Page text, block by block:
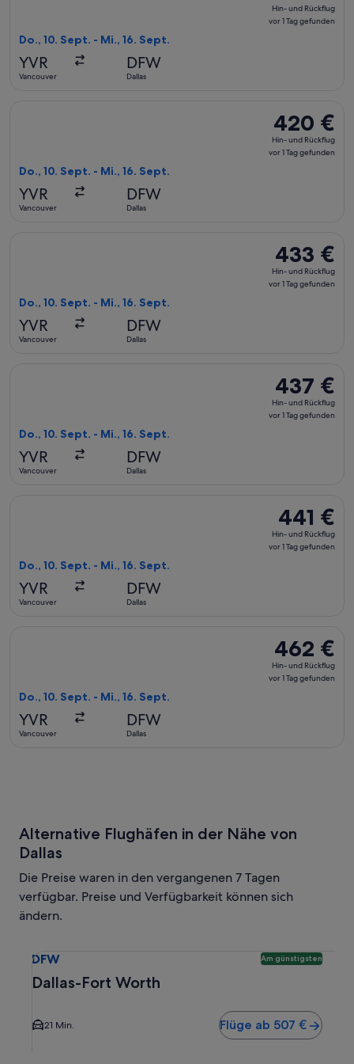
und
Hin- und Rückflug
vor 1 Tag gefunden
Do., 10. Sept. - Mi., 16. Sept.
YVR
Vancouver
DFW
Dallas
420 €
Hin-
und
420 €
Hin- und Rückflug
vor 1 Tag gefunden
Do., 10. Sept. - Mi., 16. Sept.
YVR
Vancouver
DFW
Dallas
433 €
Hin-
und
433 €
Hin- und Rückflug
vor 1 Tag gefunden
Do., 10. Sept. - Mi., 16. Sept.
YVR
Vancouver
DFW
Dallas
437 €
Hin-
und
437 €
Hin- und Rückflug
vor 1 Tag gefunden
Do., 10. Sept. - Mi., 16. Sept.
YVR
Vancouver
DFW
Dallas
441 €
Hin-
und
441 €
Hin- und Rückflug
vor 1 Tag gefunden
Do., 10. Sept. - Mi., 16. Sept.
YVR
Vancouver
DFW
Dallas
462 €
Hin-
und
462 €
Hin- und Rückflug
vor 1 Tag gefunden
Do., 10. Sept. - Mi., 16. Sept.
YVR
Vancouver
DFW
Dallas
Alternative Flughäfen in der Nähe von
Dallas
Die Preise waren in den vergangenen 7 Tagen
verfügbar. Preise und Verfügbarkeit können sich
ändern.
DFW Am günstigsten
Dallas-Fort Worth
21 Min. Flüge ab 507 €